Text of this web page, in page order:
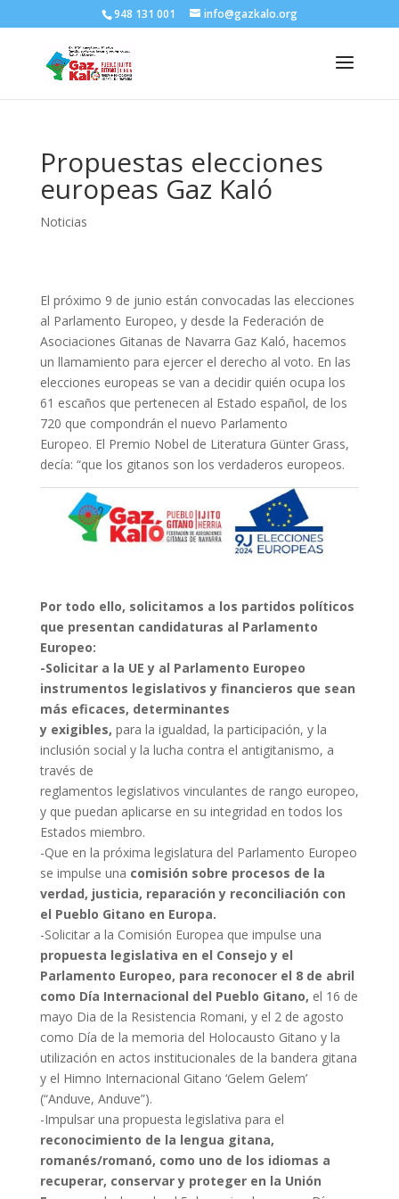
948 131 001 info@gazkalo.org
Propuestas elecciones
europeas Gaz Kaló
Noticias
El próximo 9 de junio están convocadas las elecciones
al Parlamento Europeo, y desde la Federación de
Asociaciones Gitanas de Navarra Gaz Kaló, hacemos
un llamamiento para ejercer el derecho al voto. En las
elecciones europeas se van a decidir quién ocupa los
61 escaños que pertenecen al Estado español, de los
720 que compondrán el nuevo Parlamento
Europeo. El Premio Nobel de Literatura Günter Grass,
decía: “que los gitanos son los verdaderos europeos.
Por todo ello, solicitamos a los partidos políticos
que presentan candidaturas al Parlamento
Europeo:
-Solicitar a la UE y al Parlamento Europeo
instrumentos legislativos y financieros que sean
más eficaces, determinantes
y exigibles, para la igualdad, la participación, y la
inclusión social y la lucha contra el antigitanismo, a
través de
reglamentos legislativos vinculantes de rango europeo,
y que puedan aplicarse en su integridad en todos los
Estados miembro.
-Que en la próxima legislatura del Parlamento Europeo
se impulse una comisión sobre procesos de la
verdad, justicia, reparación y reconciliación con
el Pueblo Gitano en Europa.
-Solicitar a la Comisión Europea que impulse una
propuesta legislativa en el Consejo y el
Parlamento Europeo, para reconocer el 8 de abril
como Día Internacional del Pueblo Gitano, el 16 de
mayo Dia de la Resistencia Romani, y el 2 de agosto
como Día de la memoria del Holocausto Gitano y la
utilización en actos institucionales de la bandera gitana
y el Himno Internacional Gitano ‘Gelem Gelem’
(“Anduve, Anduve”).
-Impulsar una propuesta legislativa para el
reconocimiento de la lengua gitana,
romanés/romanó, como uno de los idiomas a
recuperar, conservar y proteger en la Unión